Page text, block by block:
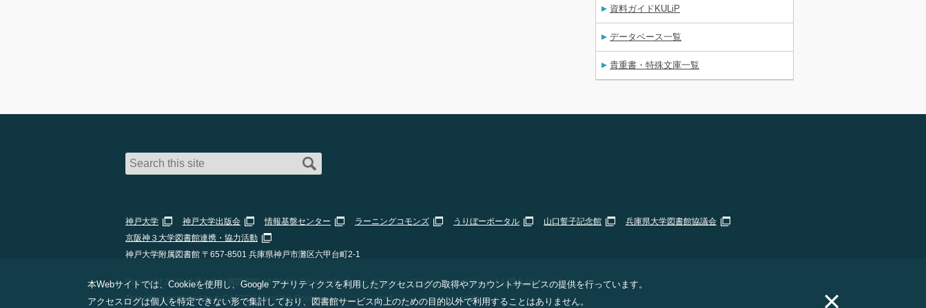
資料ガイドKULiP
データベース一覧
貴重書・特殊文庫一覧
神戸大学 神戸大学出版会 情報基盤センター ラーニングコモンズ うりぼーポータル 山口誓子記念館
兵庫県大学図書館協議会
京阪神３大学図書館連携・協力活動
神戸大学附属図書館 〒657-8501 兵庫県神戸市灘区六甲台町2-1
Copyright 2026 神戸大学附属図書館 All Rights Reserved. |サイトポリシー・プライバシーポリシー| お問合せ |Staff Only
This site is protected by reCAPTCHA and the GooglePrivacy PolicyandTerms of Serviceapply.
本Webサイトでは、Cookieを使用し、Google アナリティクスを利用したアクセスログの取得やアカウントサービスの提供を行っています。
アクセスログは個人を特定できない形で集計しており、図書館サービス向上のための目的以外で利用することはありません。